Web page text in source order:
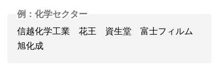
例：化学セクター
信越化学工業 花王 資生堂 富士フィルム
旭化成